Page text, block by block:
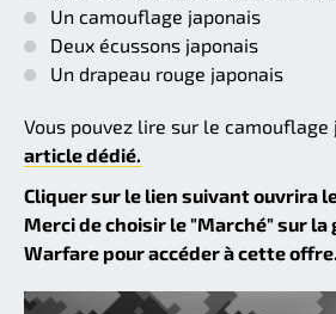
Un camouflage japonais
Deux écussons japonais
Un drapeau rouge japonais
Vous pouvez lire sur le camouflage
article dédié.
Cliquer sur le lien suivant ouvrira
Merci de choisir le "Marché" sur la
Warfare pour accéder à cette offre.